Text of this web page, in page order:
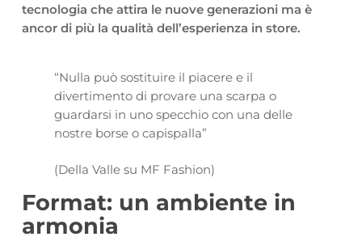
tecnologia che attira le nuove generazioni ma è
ancor di più la qualità dell’esperienza in store.
“Nulla può sostituire il piacere e il
divertimento di provare una scarpa o
guardarsi in uno specchio con una delle
nostre borse o capispalla”
(Della Valle su MF Fashion)
Format: un ambiente in
armonia